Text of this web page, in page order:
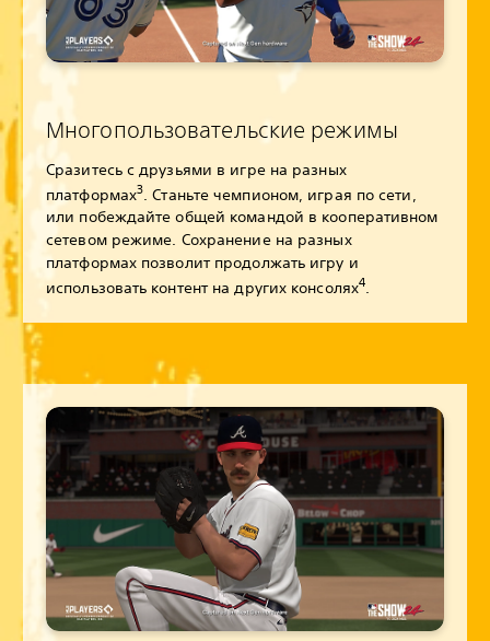
Многопользовательские режимы
Сразитесь с друзьями в игре на разных
платформах3 . Станьте чемпионом, играя по сети,
или побеждайте общей командой в кооперативном
сетевом режиме. Сохранение на разных
платформах позволит продолжать игру и
использовать контент на других консолях4.